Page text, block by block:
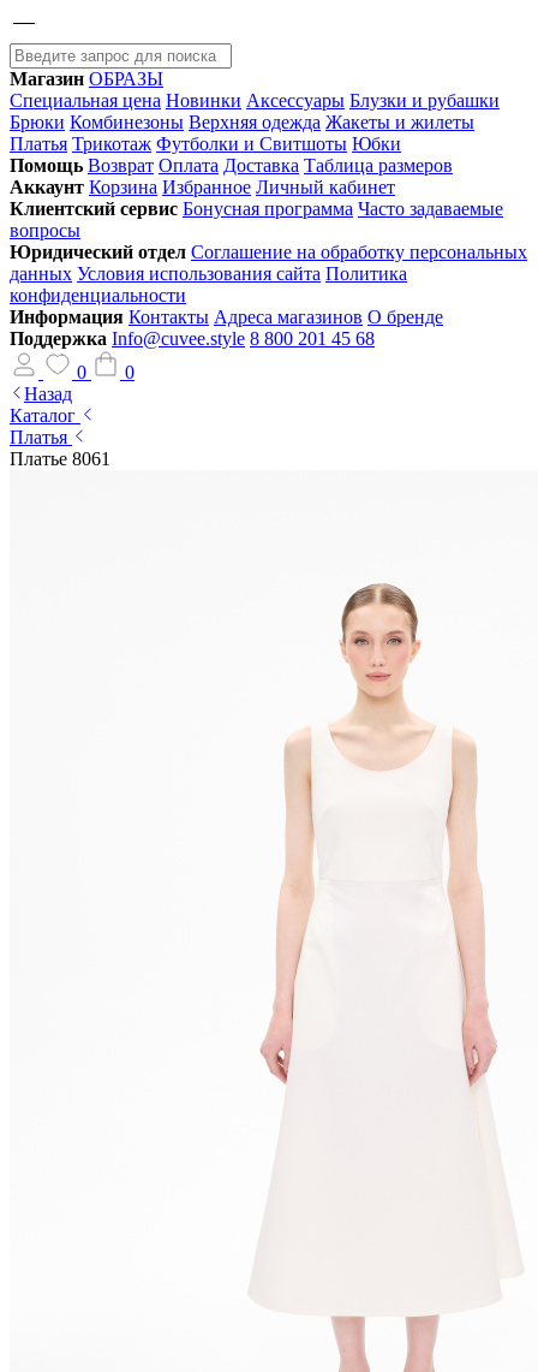
Магазин ОБРАЗЫ
Специальная цена Новинки Аксессуары Блузки и рубашки
Брюки Комбинезоны Верхняя одежда Жакеты и жилеты
Платья Трикотаж Футболки и Свитшоты Юбки
Помощь Возврат Оплата Доставка Таблица размеров
Аккаунт Корзина Избранное Личный кабинет
Клиентский сервис Бонусная программа Часто задаваемые
вопросы
Юридический отдел Соглашение на обработку персональных
данных Условия использования сайта Политика
конфиденциальности
Информация Контакты Адреса магазинов О бренде
Поддержка Info@cuvee.style 8 800 201 45 68
0
0
Назад
Каталог
Платья
Платье 8061